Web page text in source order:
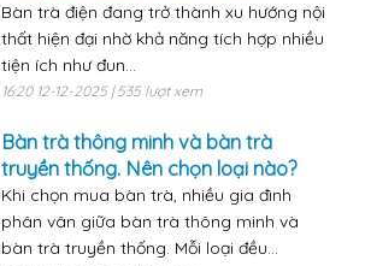
Bàn trà điện đang trở thành xu hướng nội
thất hiện đại nhờ khả năng tích hợp nhiều
tiện ích như đun...
16:20 12-12-2025 | 535 lượt xem
Bàn trà thông minh và bàn trà
truyền thống. Nên chọn loại nào?
Khi chọn mua bàn trà, nhiều gia đình
phân vân giữa bàn trà thông minh và
bàn trà truyền thống. Mỗi loại đều...